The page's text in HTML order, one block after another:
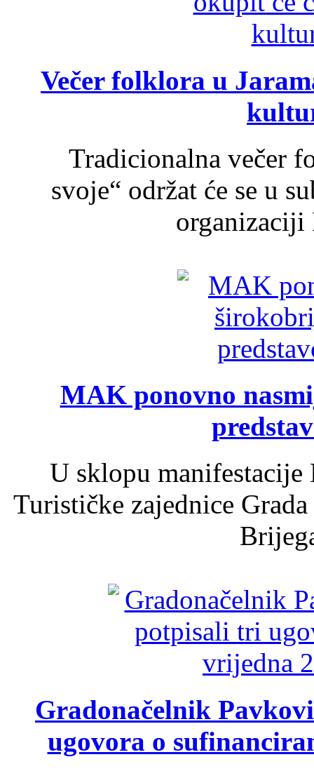
Večer folklora u
Tradicionalna večer
svoje“ održat će se u
organizaciji
MAK ponovno
U sklopu
Turističke zajednice
Gradonačelnik
ugovora o